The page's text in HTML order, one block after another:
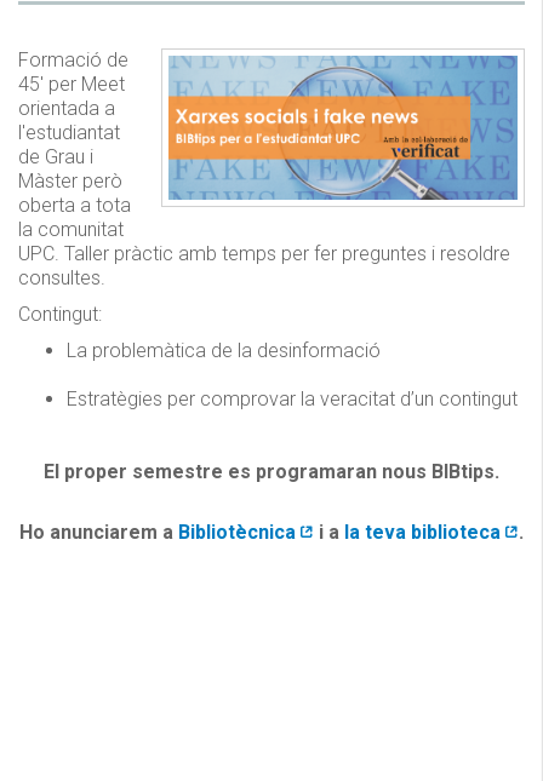
Formació de
45' per Meet
orientada a
l'estudiantat
de Grau i
Màster però
oberta a tota
la comunitat
UPC. Taller pràctic amb temps per fer preguntes i resoldre
consultes.
Contingut:
La problemàtica de la desinformació
Estratègies per comprovar la veracitat d’un contingut
El proper semestre es programaran nous BIBtips.
Ho anunciarem a Bibliotècnica i a la teva biblioteca .